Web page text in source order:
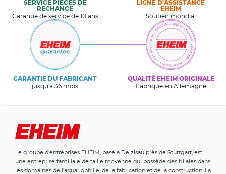
SERVICE PIÈCES DE
RECHANGE
Garantie de service de 10 ans
LIGNE D'ASSISTANCE
EHEIM
Soutien mondial
GARANTIE DU FABRICANT
jusqu'à 36 mois
QUALITÉ EHEIM ORIGINALE
Fabriqué en Allemagne
Le groupe d'entreprises EHEIM, basé à Deizisau près de Stuttgart, est
une entreprise familiale de taille moyenne qui possède des filiales dans
les domaines de l'aquariophilie, de la fabrication et de la construction. La